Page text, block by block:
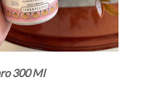
300 Ml